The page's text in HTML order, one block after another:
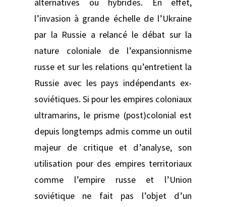
l’invasion à grande échelle de l’Ukraine
par la Russie a relancé le débat sur la
nature coloniale de l’expansionnisme
russe et sur les relations qu’entretient la
Russie avec les pays indépendants ex-
soviétiques. Si pour les empires coloniaux
ultramarins, le prisme (post)colonial est
depuis longtemps admis comme un outil
majeur de critique et d’analyse, son
utilisation pour des empires territoriaux
comme l’empire russe et l’Union
soviétique ne fait pas l’objet d’un